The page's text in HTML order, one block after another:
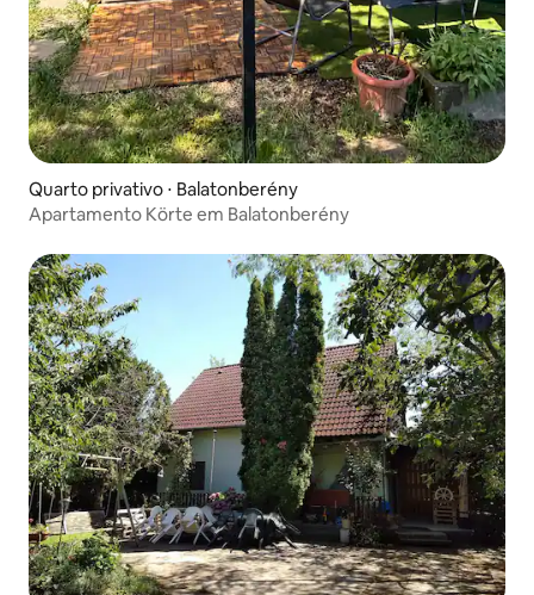
Quarto privativo ⋅ Balatonberény
Apartamento Körte em Balatonberény